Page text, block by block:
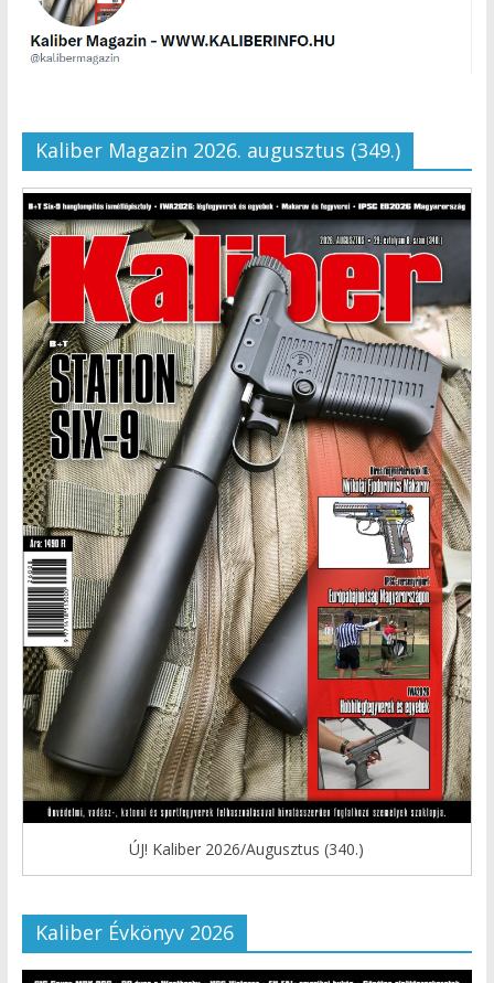
Kaliber Magazin 2026. augusztus (349.)
ÚJ! Kaliber 2026/Augusztus (340.)
Kaliber Évkönyv 2026